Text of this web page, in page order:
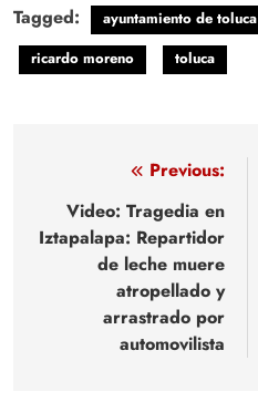
Tagged: ayuntamiento de toluca
ricardo moreno
toluca
Navegación
entradas
Previous:
Video: Tragedia en
Iztapalapa: Repartidor
de leche muere
atropellado y
arrastrado por
automovilista